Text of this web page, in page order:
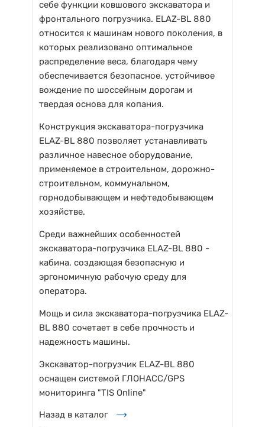
себе функции ковшового экскаватора и
фронтального погрузчика. ELAZ-BL 880
относится к машинам нового поколения, в
которых реализовано оптимальное
распределение веса, благодаря чему
обеспечивается безопасное, устойчивое
вождение по шоссейным дорогам и
твердая основа для копания.
Конструкция экскаватора-погрузчика
ELAZ-BL 880 позволяет устанавливать
различное навесное оборудование,
применяемое в строительном, дорожно-
строительном, коммунальном,
горнодобывающем и нефтедобывающем
хозяйстве.
Среди важнейших особенностей
экскаватора-погрузчика ELAZ-BL 880 -
кабина, создающая безопасную и
эргономичную рабочую среду для
оператора.
Мощь и сила экскаватора-погрузчика ELAZ-
BL 880 сочетает в себе прочность и
надежность машины.
Экскаватор-погрузчик ELAZ-BL 880
оснащен системой ГЛОНАСС/GPS
мониторинга "TIS Online"
Назад в каталог